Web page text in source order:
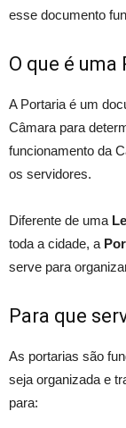
esse documento
O que é uma
A Portaria é um
Câmara para
funcionamento da
os servidores.
Diferente de uma
toda a cidade, a
serve para
Para que
As portarias são
seja organizada e
para: